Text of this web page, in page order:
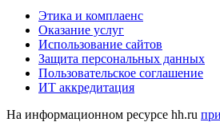
Этика и комплаенс
Оказание услуг
Использование сайтов
Защита персональных данных
Пользовательское соглашение
ИТ аккредитация
На информационном ресурсе hh.ru